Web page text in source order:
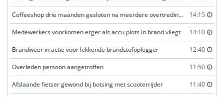
Coffeeshop drie maanden gesloten na meerdere overtredingen 14:15
Medewerkers voorkomen erger als accu plots in brand vliegt 14:10
Brandweer in actie voor lekkende brandstofoplegger 12:40
Overleden persoon aangetroffen 11:50
Afslaande fietser gewond bij botsing met scooterrijder 11:40